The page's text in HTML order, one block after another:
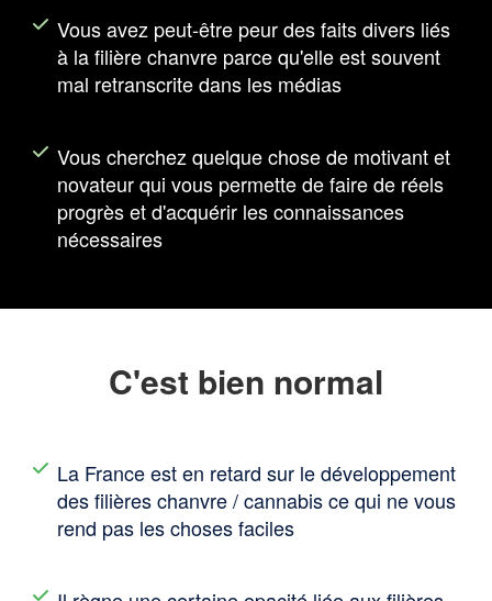
Vous avez peut-être peur des faits divers liés
à la filière chanvre parce qu'elle est souvent
mal retranscrite dans les médias
Vous cherchez quelque chose de motivant et
novateur qui vous permette de faire de réels
progrès et d'acquérir les connaissances
nécessaires
C'est bien normal
La France est en retard sur le développement
des filières chanvre / cannabis ce qui ne vous
rend pas les choses faciles